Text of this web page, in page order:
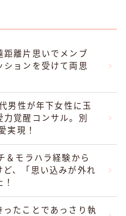
距離片思いでメンブ
ションを受けて両思
男性が年下女性に玉
覚醒コンサル。別
実現！
＆モラハラ経験から
、「思い込みが外れ
ったことであっさり執